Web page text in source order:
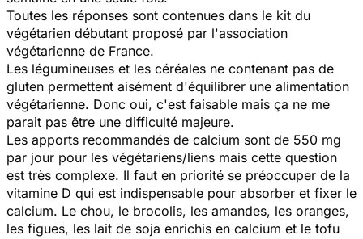
Toutes les réponses sont contenues dans le kit du
végétarien débutant proposé par l'association
végétarienne de France.
Les légumineuses et les céréales ne contenant pas de
gluten permettent aisément d'équilibrer une alimentation
végétarienne. Donc oui, c'est faisable mais ça ne me
parait pas être une difficulté majeure.
Les apports recommandés de calcium sont de 550 mg
par jour pour les végétariens/liens mais cette question
est très complexe. Il faut en priorité se préoccuper de la
vitamine D qui est indispensable pour absorber et fixer le
calcium. Le chou, le brocolis, les amandes, les oranges,
les figues, les lait de soja enrichis en calcium et le tofu